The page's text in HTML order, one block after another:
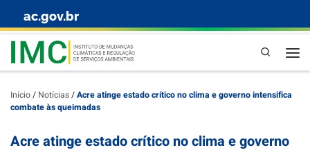
Skip to content
ac.gov.br
Pesquisa
Início/ Notícias/Acre atinge estado crítico no clima e governo intensifica
combate às queimadas
Acre atinge estado crítico no clima e governo